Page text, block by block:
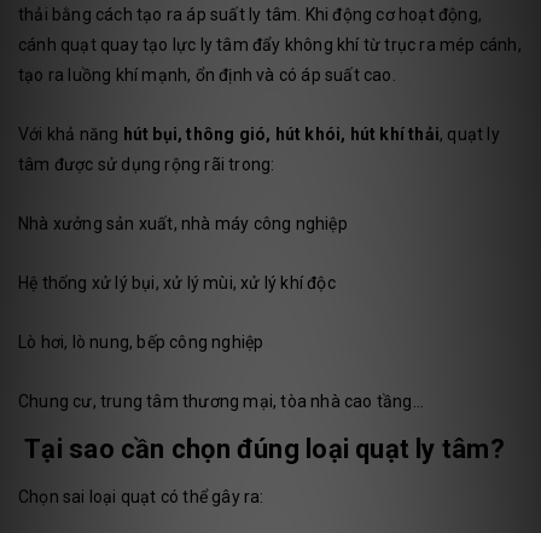
thải bằng cách tạo ra áp suất ly tâm. Khi động cơ hoạt động,
cánh quạt quay tạo lực ly tâm đẩy không khí từ trục ra mép cánh,
tạo ra luồng khí mạnh, ổn định và có áp suất cao.
Với khả năng hút bụi, thông gió, hút khói, hút khí thải, quạt ly
tâm được sử dụng rộng rãi trong:
Nhà xưởng sản xuất, nhà máy công nghiệp
Hệ thống xử lý bụi, xử lý mùi, xử lý khí độc
Lò hơi, lò nung, bếp công nghiệp
Chung cư, trung tâm thương mại, tòa nhà cao tầng...
Tại sao cần chọn đúng loại quạt ly tâm?
Chọn sai loại quạt có thể gây ra: